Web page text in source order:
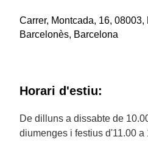
Carrer, Montcada, 16,
Barcelonès, Barcelona
Horari d'estiu:
De dilluns a dissabte de
diumenges i festius d'11.00 a